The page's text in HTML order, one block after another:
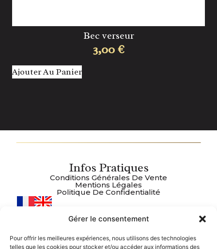
Gérer le consentement
Pour offrir les meilleures expériences, nous utilisons des technologies
telles que les cookies pour stocker et/ou accéder aux informations des
Bec verseur
3,00€
Ajouter Au Panier
Infos Pratiques
Conditions Générales De Vente
Mentions Légales
Politique De Confidentialité
Plan Du Site
Boutique